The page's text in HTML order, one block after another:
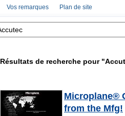
Vos remarques Plan de site
Résultats de recherche pour
Microplane®
from the Mfg!